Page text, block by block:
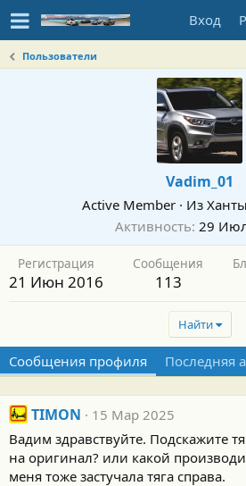
Вход
Пользователи
Vadim_01
Active Member · Из
Активность 29
Регистрация
21 Июн 2016
Сообщения
113
Найти
Сообщения профиля Последняя
TIMON
15 Мар 2025
Вадим здравствуйте. Подскажите
на оригинал? или какой
меня тоже застучала тяга справа.